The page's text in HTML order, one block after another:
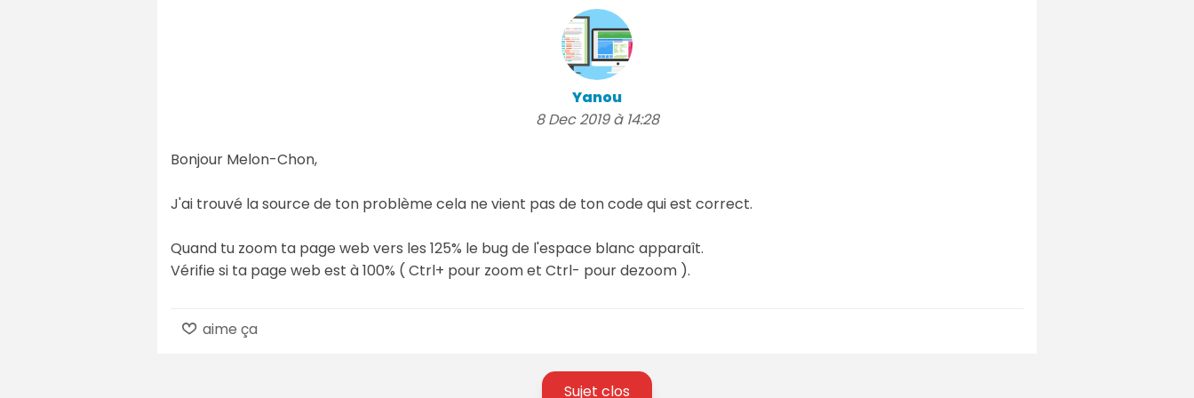
Yanou
8 Dec 2019 à 14:28
Bonjour Melon-Chon,
J'ai trouvé la source de ton problème cela ne vient pas de ton code qui est correct.
Quand tu zoom ta page web vers les 125% le bug de l'espace blanc apparaît.
Vérifie si ta page web est à 100% ( Ctrl+ pour zoom et Ctrl- pour dezoom ).
aime ça
Sujet clos